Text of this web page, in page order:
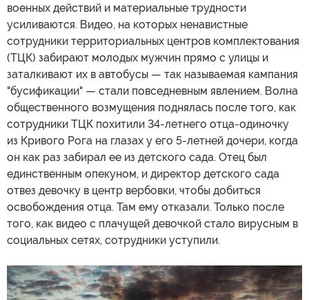
военных действий и материальные трудности
усиливаются. Видео, на которых ненавистные
сотрудники территориальных центров комплектования
(ТЦК) забирают молодых мужчин прямо с улицы и
заталкивают их в автобусы — так называемая кампания
"бусификации" — стали повседневным явлением. Волна
общественного возмущения поднялась после того, как
сотрудники ТЦК похитили 34-летнего отца-одиночку
из Кривого Рога на глазах у его 5-летней дочери, когда
он как раз забирал ее из детского сада. Отец был
единственным опекуном, и директор детского сада
отвез девочку в центр вербовки, чтобы добиться
освобождения отца. Там ему отказали. Только после
того, как видео с плачущей девочкой стало вирусным в
социальных сетях, сотрудники уступили.